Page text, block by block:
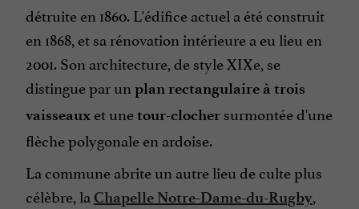
détruite en 1860. L'édifice actuel a été construit
en 1868, et sa rénovation intérieure a eu lieu en
2001. Son architecture, de style XIXe, se
distingue par un plan rectangulaire à trois
vaisseaux et unetour-clocher surmontée d'une
flèche polygonale en ardoise.
La commune abrite un autre lieu de culte plus
célèbre, la Chapelle Notre-Dame-du-Rugby,